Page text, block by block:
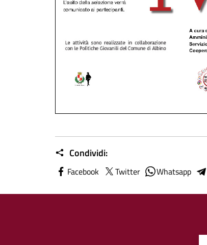
Condividi:
Facebook Twitter Whatsapp